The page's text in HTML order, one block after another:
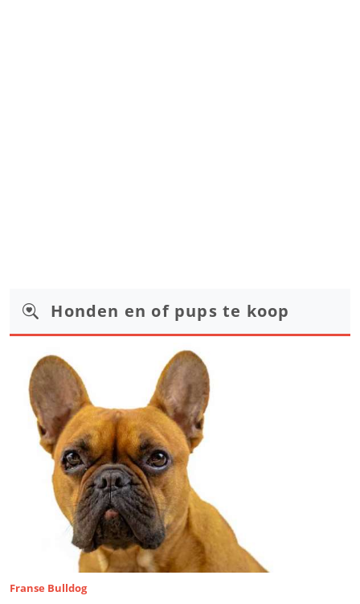
Honden en of pups te koop
Franse Bulldog